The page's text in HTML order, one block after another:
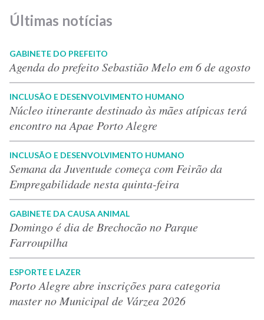
Últimas notícias
GABINETE DO PREFEITO
Agenda do prefeito Sebastião Melo em 6 de agosto
INCLUSÃO E DESENVOLVIMENTO HUMANO
Núcleo itinerante destinado às mães atípicas terá
encontro na Apae Porto Alegre
INCLUSÃO E DESENVOLVIMENTO HUMANO
Semana da Juventude começa com Feirão da
Empregabilidade nesta quinta-feira
GABINETE DA CAUSA ANIMAL
Domingo é dia de Brechocão no Parque
Farroupilha
ESPORTE E LAZER
Porto Alegre abre inscrições para categoria
master no Municipal de Várzea 2026